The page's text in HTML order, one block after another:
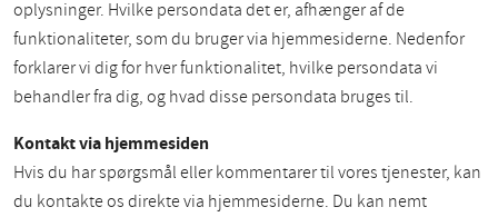
oplysninger. Hvilke persondata det er, afhænger af de
funktionaliteter, som du bruger via hjemmesiderne. Nedenfor
forklarer vi dig for hver funktionalitet, hvilke persondata vi
behandler fra dig, og hvad disse persondata bruges til.
Kontakt via hjemmesiden
Hvis du har spørgsmål eller kommentarer til vores tjenester, kan
du kontakte os direkte via hjemmesiderne. Du kan nemt